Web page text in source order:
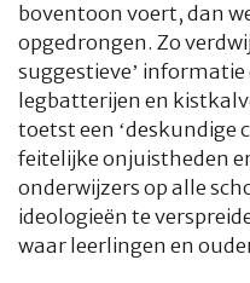
boventoon voert, dan
opgedrongen. Zo
suggestieve’
legbatterijen en
toetst een ‘deskundige
feitelijke onjuistheden
onderwijzers op alle
ideologieën te
waar leerlingen en